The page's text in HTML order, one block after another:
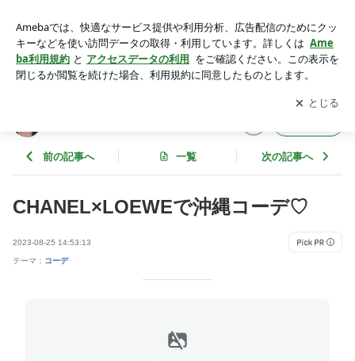
ド記録
アプリをダウンロードして ブログの更新通知
を受け取りまし
ょう。
開く
前の記事へ 一覧 次の記事へ
CHANEL×LOEWEで沖縄コーデ♡
2023-08-25 14:53:13
テーマ： コーデ